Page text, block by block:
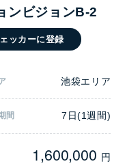
ンビジョンB-2
ッカーに登録
池袋エリア
間 7日(1週間)
1,600,000 円